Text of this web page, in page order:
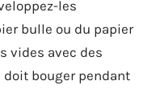
les
bulle ou du papier
vides avec des
doit bouger pendant